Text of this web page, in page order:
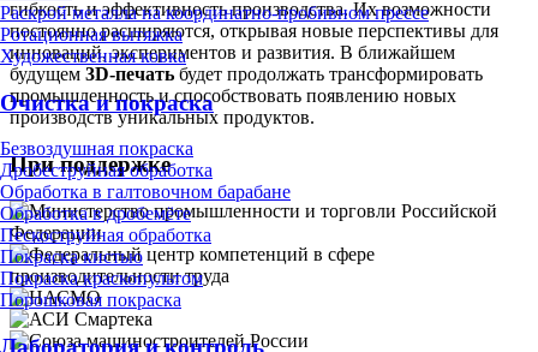
Раскрой металла на координатно-пробивном прессе
Ротационная вытяжка
Художественная ковка
Очистка и покраска
Безвоздушная покраска
Дробеструйная обработка
Обработка в галтовочном барабане
Обработка в дробемёте
Пескоструйная обработка
Покраска кистью
Покраска краскопультом
Порошковая покраска
Лаборатория и контроль
гибкость и эффективность производства. Их возможности
постоянно расширяются, открывая новые перспективы для
инноваций, экспериментов и развития. В ближайшем
будущем 3D-печать будет продолжать трансформировать
промышленность и способствовать появлению новых
производств уникальных продуктов.
При поддержке